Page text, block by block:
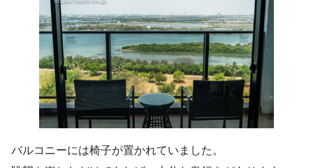
バルコニーには椅子が置かれていました。